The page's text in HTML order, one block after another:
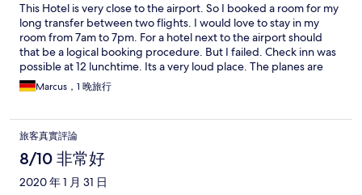
This Hotel is very close to the airport. So I booked a room for my
long transfer between two flights. I would love to stay in my
room from 7am to 7pm. For a hotel next to the airport should
that be a logical booking procedure. But I failed. Check inn was
possible at 12 lunchtime. Its a very loud place. The planes are
flying directly over the hotel. The hall was so loud, filled with
family's and it was so crowded. The check inn is the dirtiest
minutes. Dirty counter, dirty screens, everywhere dust on the
counter. Nobody speaks english. The room was good. Nothing
to complain. A hotel with service from the airport, so close to the
airport should have a day room booking or an early check inn
procedure. The outside park was full of bottles, drinks, rubbish.
Marcus，1 晚旅行
旅客真實評論
8/10 非常好
2020 年 1 月 31 日